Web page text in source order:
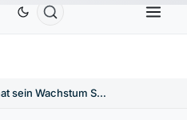
TetherUSDT0,9991 $ BNBBNB
Bitcoin hat sein Wachstum Seit Anfang 2025 Verloren. Was ist auf dem Kryptowährungsmarkt Passiert?